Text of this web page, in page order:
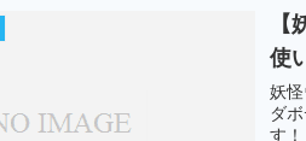
使
妖
ダ
す